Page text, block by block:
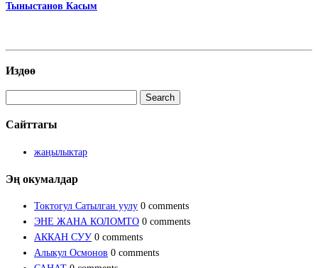
Тыныстанов Касым
Издөө
Сайттагы
жаңылыктар
Эң окумалдар
Токтогул Сатылган уулу 0 comments
ЭНЕ ЖАНА КОЛОМТО 0 comments
АККАН СУУ 0 comments
Алыкул Осмонов 0 comments